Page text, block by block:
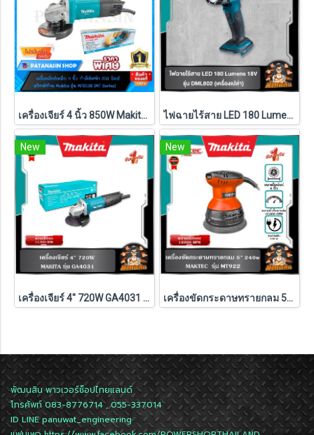
เครื่องเจียร์ 4 นิ้ว 850W Makita M9513B ประกันศูนย์ 1 ปี (ของแท้ 100%) ไฟฉายไร้สาย LED 180 Lumens 18V Makita รุ่น DML802 (เครื่องเปล่า) (ของแท้ประกันศูนย์ไทย 1 ปี)
New
เครื่องเจียร์ 4" 720W GA4031 Makita
New
เครื่องขัดกระดาษทรายกลม 5" MT922 MAKTEC BY MAKITA
พัฒนสิน พาวเวอร์ช็อปไทยแลนด์
โทรศัพท์ 083-8776714 , 055-337014
ID LINEpanuwat_engineering